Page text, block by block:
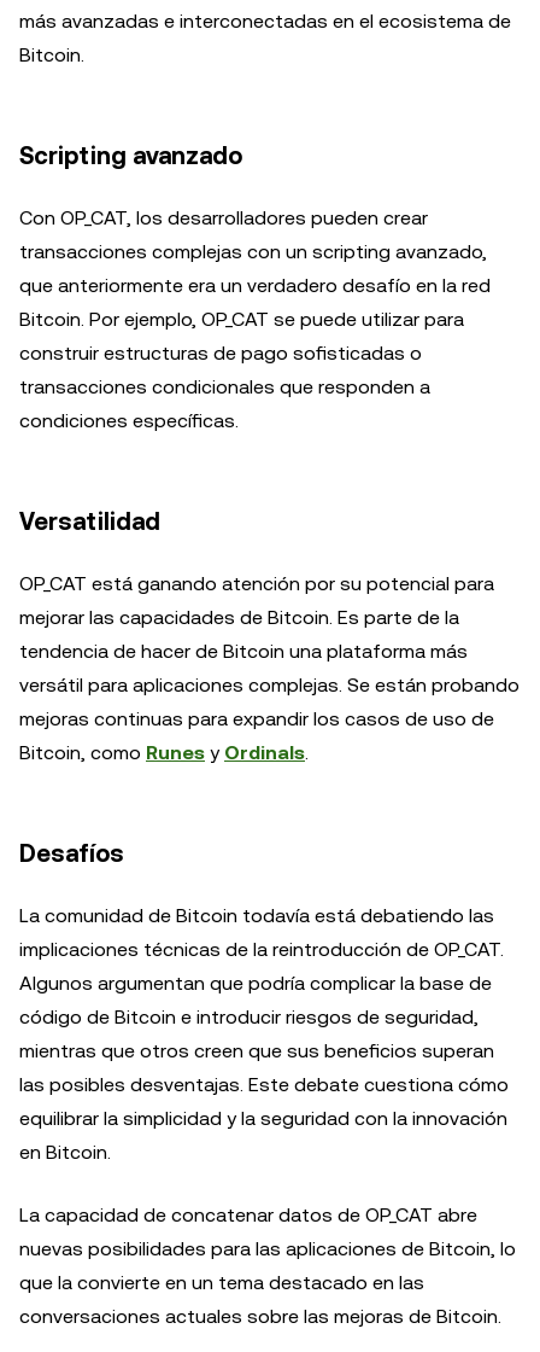
más avanzadas e interconectadas en el ecosistema de
Bitcoin.
Scripting avanzado
Con OP_CAT, los desarrolladores pueden crear
transacciones complejas con un scripting avanzado,
que anteriormente era un verdadero desafío en la red
Bitcoin. Por ejemplo, OP_CAT se puede utilizar para
construir estructuras de pago sofisticadas o
transacciones condicionales que responden a
condiciones específicas.
Versatilidad
OP_CAT está ganando atención por su potencial para
mejorar las capacidades de Bitcoin. Es parte de la
tendencia de hacer de Bitcoin una plataforma más
versátil para aplicaciones complejas. Se están probando
mejoras continuas para expandir los casos de uso de
Bitcoin, como Runes y Ordinals.
Desafíos
La comunidad de Bitcoin todavía está debatiendo las
implicaciones técnicas de la reintroducción de OP_CAT.
Algunos argumentan que podría complicar la base de
código de Bitcoin e introducir riesgos de seguridad,
mientras que otros creen que sus beneficios superan
las posibles desventajas. Este debate cuestiona cómo
equilibrar la simplicidad y la seguridad con la innovación
en Bitcoin.
La capacidad de concatenar datos de OP_CAT abre
nuevas posibilidades para las aplicaciones de Bitcoin, lo
que la convierte en un tema destacado en las
conversaciones actuales sobre las mejoras de Bitcoin.